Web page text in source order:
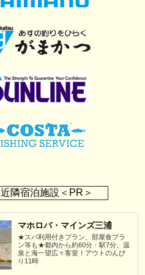
近隣宿泊施設＜PR＞
マホロバ・マインズ三浦
★スパ利用付きプラン、部屋食プラ
ン等も★都内から約60分・駅7分。温
泉と海一望広々客室！アウトのんび
り11時